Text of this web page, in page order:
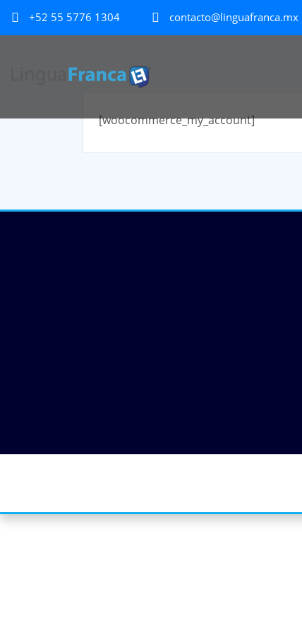
+52 55 5776 1304 contacto@linguafranca.mx
[woocommerce_my_account]